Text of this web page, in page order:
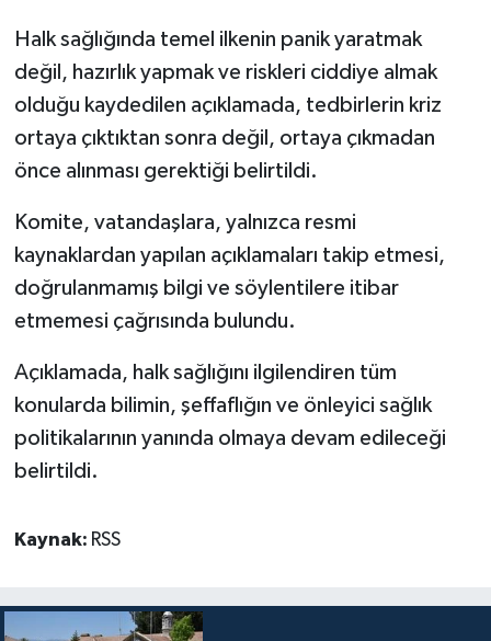
Halk sağlığında temel ilkenin panik yaratmak
değil, hazırlık yapmak ve riskleri ciddiye almak
olduğu kaydedilen açıklamada, tedbirlerin kriz
ortaya çıktıktan sonra değil, ortaya çıkmadan
önce alınması gerektiği belirtildi.
Komite, vatandaşlara, yalnızca resmi
kaynaklardan yapılan açıklamaları takip etmesi,
doğrulanmamış bilgi ve söylentilere itibar
etmemesi çağrısında bulundu.
Açıklamada, halk sağlığını ilgilendiren tüm
konularda bilimin, şeffaflığın ve önleyici sağlık
politikalarının yanında olmaya devam edileceği
belirtildi.
Kaynak: RSS